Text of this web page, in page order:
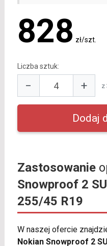
828 zł/szt.
Liczba sztuk:
− + z
Zastosowanie
Snowproof 2
255/45 R19
W naszej ofercie
Nokian Snowproof 2